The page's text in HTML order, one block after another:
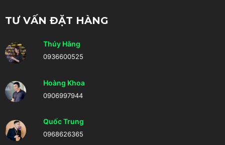
TƯ VẤN ĐẶT HÀNG
Thúy Hằng
0936600525
Hoàng Khoa
0906997944
Quốc Trung
0968626365